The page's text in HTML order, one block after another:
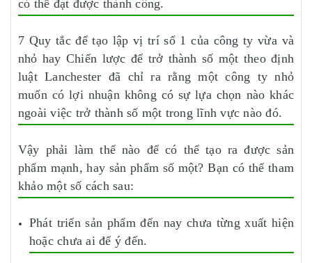
có thể đạt được thành công.
7 Quy tắc để tạo lập vị trí số 1 của công ty vừa và
nhỏ hay Chiến lược để trở thành số một theo định
luật Lanchester đã chỉ ra rằng một công ty nhỏ
muốn có lợi nhuận không có sự lựa chọn nào khác
ngoài việc trở thành số một trong lĩnh vực nào đó.
Vậy phải làm thế nào để có thể tạo ra được sản
phẩm mạnh, hay sản phẩm số một? Bạn có thể tham
khảo một số cách sau:
Phát triển sản phẩm đến nay chưa từng xuất hiện
hoặc chưa ai để ý đến.